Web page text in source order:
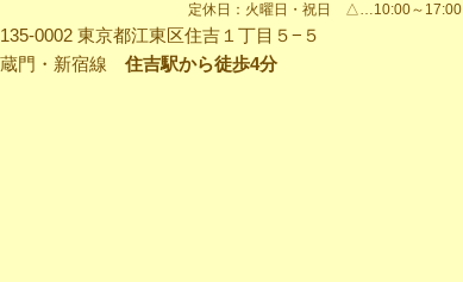
定休日：火曜日・祝日 △…10:00～17:00
0002 東京都江東区住吉１丁目５−５
門・新宿線住吉駅から徒歩4分